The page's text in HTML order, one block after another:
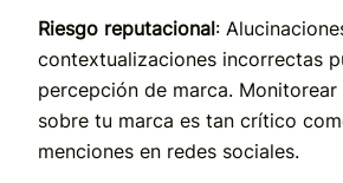
Riesgo reputacional:
contextualizaciones incorrectas
percepción de marca. Monitorear
sobre tu marca es tan crítico
menciones en redes sociales.